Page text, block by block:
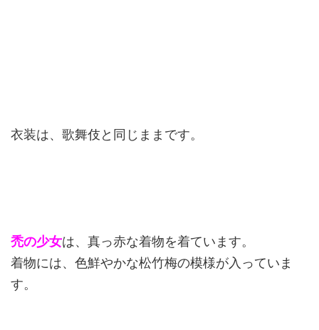
衣装は、歌舞伎と同じままです。
禿の少女は、真っ赤な着物を着ています。
着物には、色鮮やかな松竹梅の模様が入っていま
す。